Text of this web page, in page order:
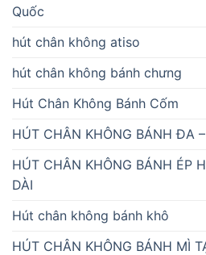
Quốc
hút chân không atiso
hút chân không bánh chưng
Hút Chân Không Bánh Cốm
HÚT CHÂN KHÔNG BÁNH ĐA
HÚT CHÂN KHÔNG BÁNH ÉP
DÀI
Hút chân không bánh khô
HÚT CHÂN KHÔNG BÁNH MÌ